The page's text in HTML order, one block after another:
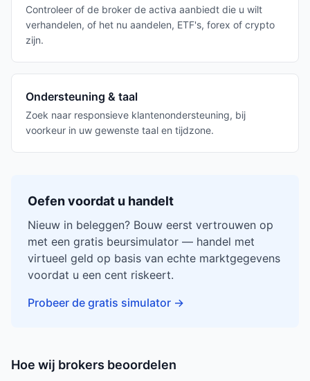
Controleer of de broker de activa aanbiedt die u wilt
verhandelen, of het nu aandelen, ETF's, forex of crypto
zijn.
Ondersteuning & taal
Zoek naar responsieve klantenondersteuning, bij
voorkeur in uw gewenste taal en tijdzone.
Oefen voordat u handelt
Nieuw in beleggen? Bouw eerst vertrouwen op
met een gratis beursimulator — handel met
virtueel geld op basis van echte marktgegevens
voordat u een cent riskeert.
Probeer de gratis simulator →
Hoe wij brokers beoordelen